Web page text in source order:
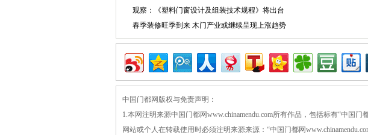
观察：《塑料门窗设计及组装技术规程》将出台
春季装修旺季到来 木门产业或继续呈现上涨趋势
中国门都网版权与免责声明：
1.本网注明来源中国门都网www.chinamendu.com所有作品，包括标有“中国
网站或个人在转载使用时必须注明来源来源：“中国门都网